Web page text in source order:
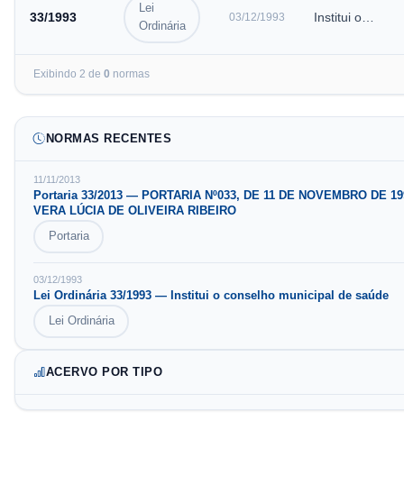
NOVEMBRO
EXONERA
VERA LÚCIA
DE OLIV…
33/1993
Lei
Ordinária
03/12/1993
Institui o
municipal de
Exibindo 2 de 0 normas
NORMAS RECENTES
11/11/2013
Portaria 33/2013 — PORTARIA Nº033, DE 11 DE NOVEMBRO DE
VERA LÚCIA DE OLIVEIRA RIBEIRO
Portaria
03/12/1993
Lei Ordinária 33/1993 — Institui o conselho municipal de saúde
Lei Ordinária
ACERVO POR TIPO